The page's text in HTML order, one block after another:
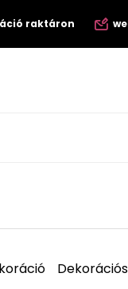
raktáron